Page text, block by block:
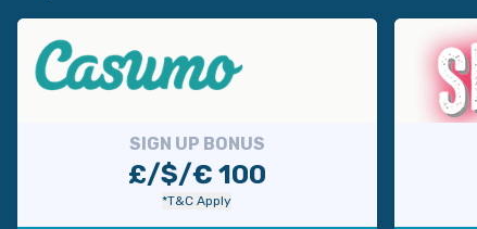
SIGN UP BONUS
£/$/€ 100
*T&C Apply